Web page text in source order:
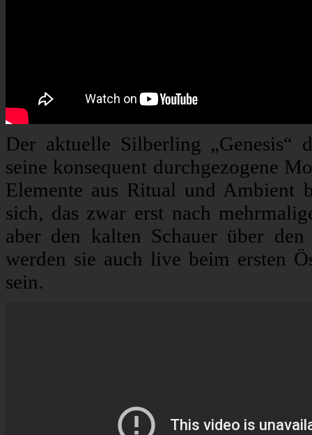
Der aktuelle Silberling „Genesis“
seine konsequent durchgezogene
Elemente aus Ritual und Ambient
sich, das zwar erst nach
aber den kalten Schauer über
werden sie auch live beim ersten
sein.